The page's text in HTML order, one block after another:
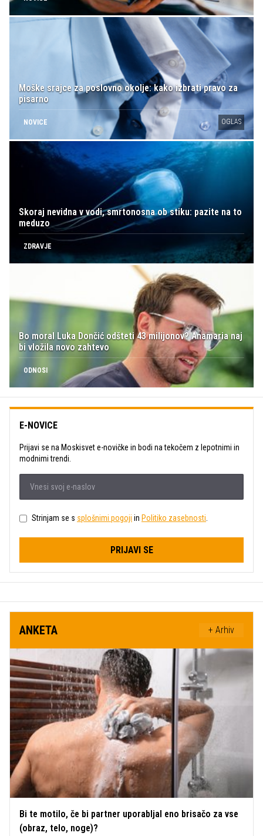
Moške srajce za poslovno okolje: kako izbrati pravo za
pisarno
NOVICE OGLAS
Skoraj nevidna v vodi, smrtonosna ob stiku: pazite na to
meduzo
ZDRAVJE
Bo moral Luka Dončić odšteti 43 milijonov? Anamaria naj
bi vložila novo zahtevo
ODNOSI
E-NOVICE
Prijavi se na Moskisvet e-novičke in bodi na tekočem z lepotnimi in
modnimi trendi.
Strinjam se s splošnimi pogoji in Politiko zasebnosti.
PRIJAVI SE
ANKETA + Arhiv
Bi te motilo, če bi partner uporabljal eno brisačo za vse
(obraz, telo, noge)?